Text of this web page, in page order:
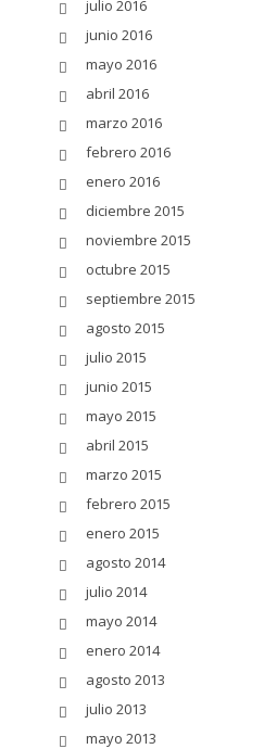
julio 2016
junio 2016
mayo 2016
abril 2016
marzo 2016
febrero 2016
enero 2016
diciembre 2015
noviembre 2015
octubre 2015
septiembre 2015
agosto 2015
julio 2015
junio 2015
mayo 2015
abril 2015
marzo 2015
febrero 2015
enero 2015
agosto 2014
julio 2014
mayo 2014
enero 2014
agosto 2013
julio 2013
mayo 2013